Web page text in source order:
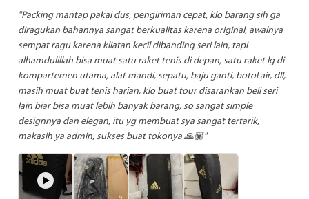
"Packing mantap pakai dus, pengiriman cepat, klo barang sih ga
diragukan bahannya sangat berkualitas karena original, awalnya
sempat ragu karena kliatan kecil dibanding seri lain, tapi
alhamdulillah bisa muat satu raket tenis di depan, satu raket lg di
kompartemen utama, alat mandi, sepatu, baju ganti, botol air, dll,
masih muat buat tenis harian, klo buat tour disarankan beli seri
lain biar bisa muat lebih banyak barang, so sangat simple
designnya dan elegan, itu yg membuat sya sangat tertarik,
makasih ya admin, sukses buat tokonya 🙏🏽"